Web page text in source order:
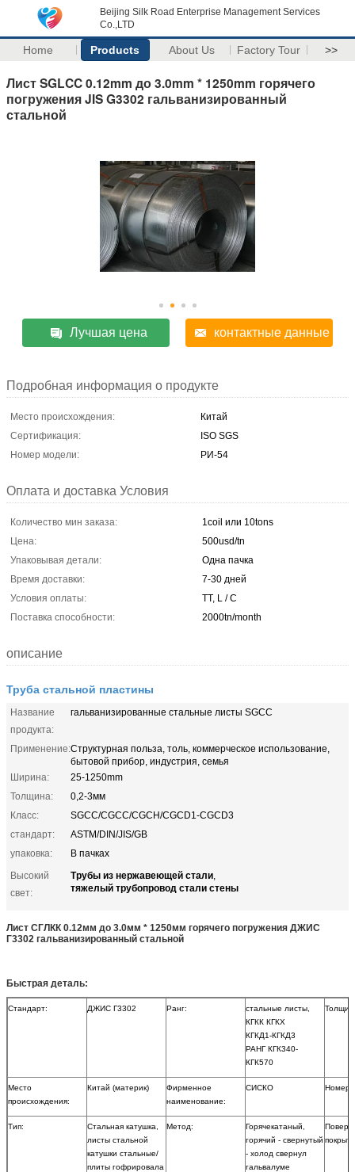
Beijing Silk Road Enterprise Management Services
Co.,LTD
Home Products About Us Factory Tour >>
Лист SGLCC 0.12mm до 3.0mm * 1250mm горячего
погружения JIS G3302 гальванизированный
стальной
Лучшая цена контактные данные
Подробная информация о продукте
Место происхождения:
Китай
Сертификация:
ISO SGS
Номер модели:
РИ-54
Оплата и доставка Условия
Количество мин заказа:
1coil или 10tons
Цена:
500usd/tn
Упаковывая детали:
Одна пачка
Время доставки:
7-30 дней
Условия оплаты:
TT, L / C
Поставка способности:
2000tn/month
описание
Труба стальной пластины
Название
продукта:
гальванизированные стальные листы SGCC
Применение:Структурная польза, толь, коммерческое использование,
бытовой прибор, индустрия, семья
Ширина:
25-1250mm
Толщина:
0,2-3мм
Класс:
SGCC/CGCC/CGCH/CGCD1-CGCD3
стандарт:
ASTM/DIN/JIS/GB
упаковка:
В пачках
Высокий
свет:
Трубы из нержавеющей стали,
тяжелый трубопровод стали стены
Лист СГЛКК 0.12мм до 3.0мм * 1250мм горячего погружения ДЖИС
Г3302 гальванизированный стальной
Быстрая деталь:
Стандарт: ДЖИС Г3302 Ранг:
стальные листы,
КГКК КГКХ
КГКД1-КГКД3
РАНГ КГК340-
КГК570
Место
происхождения:
Китай (материк)
Фирменное
наименование:
СИСКО Номер
Тип:
Стальная катушка,
листы стальной
катушки стальные/
плиты гофрировала
Метод:
Горячекатаный,
горячий - свернутый
- холод свернул
гальвалуме